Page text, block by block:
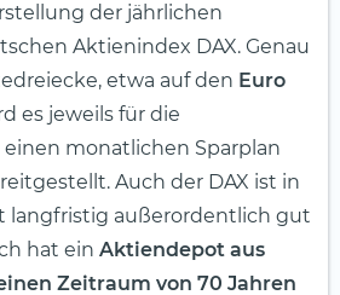
der jährlichen
Aktienindex DAX. Genau
etwa auf den Euro
es jeweils für die
monatlichen Sparplan
Auch der DAX ist in
langfristig außerordentlich gut
hat ein Aktiendepot aus
Zeitraum von 70 Jahren